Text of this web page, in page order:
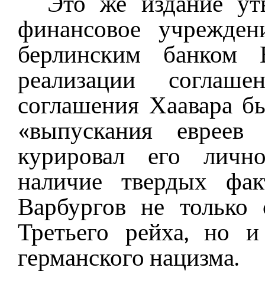
финансовое
берлинским банком
реализации
соглашения Хаавара
«выпускания
курировал его
наличие твердых
Варбургов не
Третьего рейха, но
германского нацизма.